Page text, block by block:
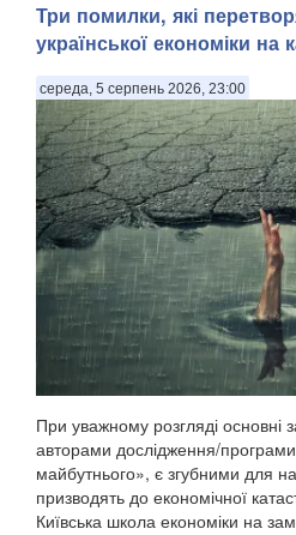
Три помилки, які
української економіки на
середа, 5 серпень 2026, 23:00
При уважному розгляді основні
авторами дослідження/
майбутнього», є згубними для
призводять до економічної
Київська школа економіки на